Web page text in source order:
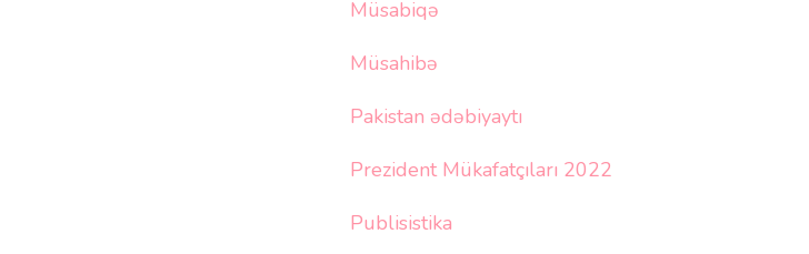
Müsabiqə
Müsahibə
Pakistan ədəbiyaytı
Prezident Mükafatçıları 2022
Publisistika